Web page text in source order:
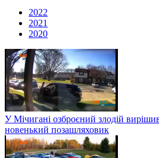
2022
2021
2020
У Мічигані озброєний злодій
новенький позашляховик